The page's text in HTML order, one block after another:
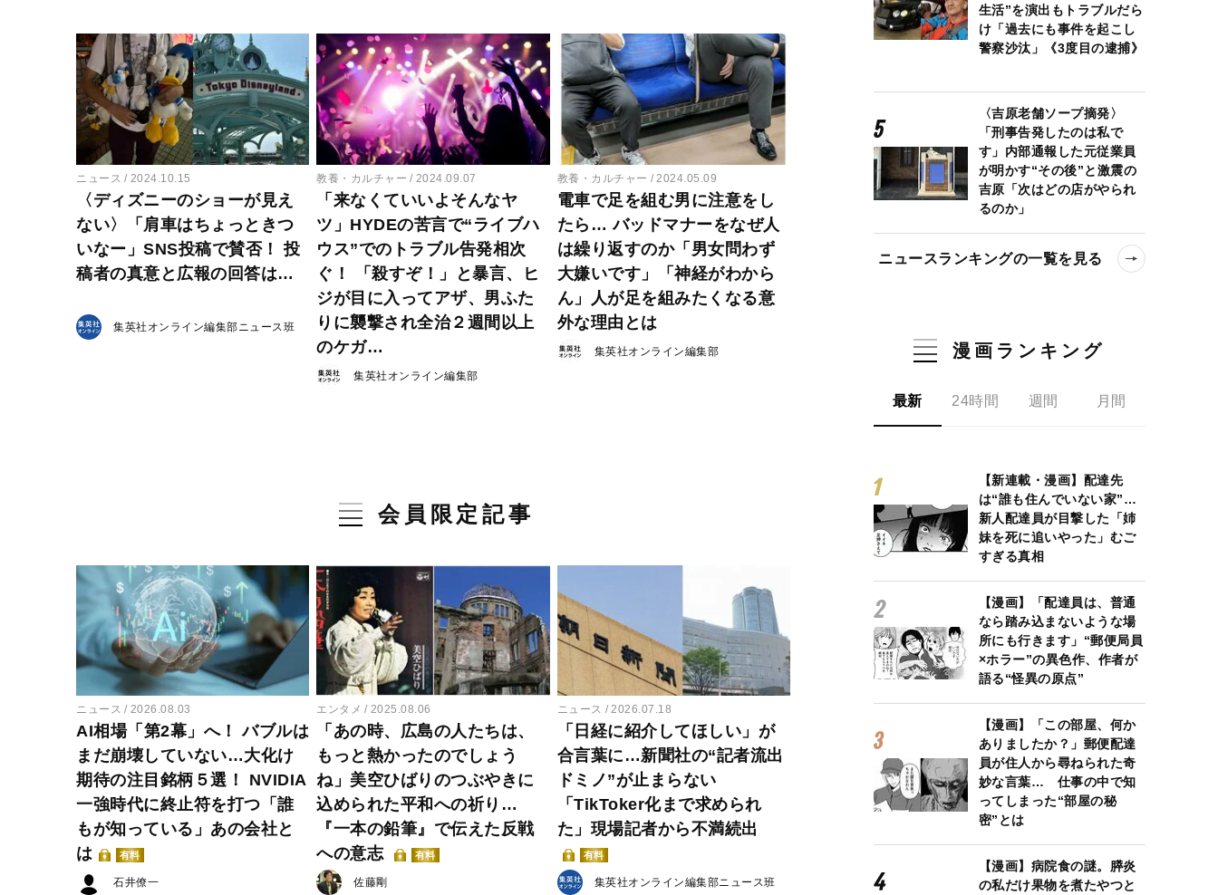
ニュース 2024.10.15
〈ディズニーのショーが見え
ない〉「肩車はちょっときつ
いなー」SNS投稿で賛否！ 投
稿者の真意と広報の回答は…
集英社オンライン編集部ニュース班
教養・カルチャー 2024.09.07
「来なくていいよそんなヤ
ツ」HYDEの苦言で“ライブハ
ウス”でのトラブル告発相次
ぐ！ 「殺すぞ！」と暴言、ヒ
ジが目に入ってアザ、男ふた
りに襲撃され全治２週間以上
のケガ…
集英社オンライン編集部
教養・カルチャー 2024.05.09
電車で足を組む男に注意をし
たら… バッドマナーをなぜ人
は繰り返すのか「男女問わず
大嫌いです」「神経がわから
ん」人が足を組みたくなる意
外な理由とは
集英社オンライン編集部
会員限定記事
ニュース 2026.08.03
AI相場「第2幕」へ！ バブルは
まだ崩壊していない…大化け
期待の注目銘柄５選！ NVIDIA
一強時代に終止符を打つ「誰
もが知っている」あの会社と
は
有料
石井僚一
エンタメ 2025.08.06
「あの時、広島の人たちは、
もっと熱かったのでしょう
ね」美空ひばりのつぶやきに
込められた平和への祈り…
『一本の鉛筆』で伝えた反戦
への意志
有料
佐藤剛
ニュース 2026.07.18
「日経に紹介してほしい」が
合言葉に…新聞社の“記者流出
ドミノ”が止まらない
「TikToker化まで求められ
た」現場記者から不満続出
有料
集英社オンライン編集部ニュース班
生活”を演出もトラブルだら
け「過去にも事件を起こし
警察沙汰」《3度目の逮捕》
〈吉原老舗ソープ摘発〉
「刑事告発したのは私で
す」内部通報した元従業員
が明かす“その後”と激震の
吉原「次はどの店がやられ
るのか」
ニュースランキングの一覧を見る
漫画ランキング
最新 24時間 週間 月間
【新連載・漫画】配達先
は“誰も住んでいない家”…
新人配達員が目撃した「姉
妹を死に追いやった」むご
すぎる真相
【漫画】「配達員は、普通
なら踏み込まないような場
所にも行きます」“郵便局員
×ホラー”の異色作、作者が
語る“怪異の原点”
【漫画】「この部屋、何か
ありましたか？」郵便配達
員が住人から尋ねられた奇
妙な言葉… 仕事の中で知
ってしまった“部屋の秘
密”とは
【漫画】病院食の謎。膵炎
の私だけ果物を煮たやつと